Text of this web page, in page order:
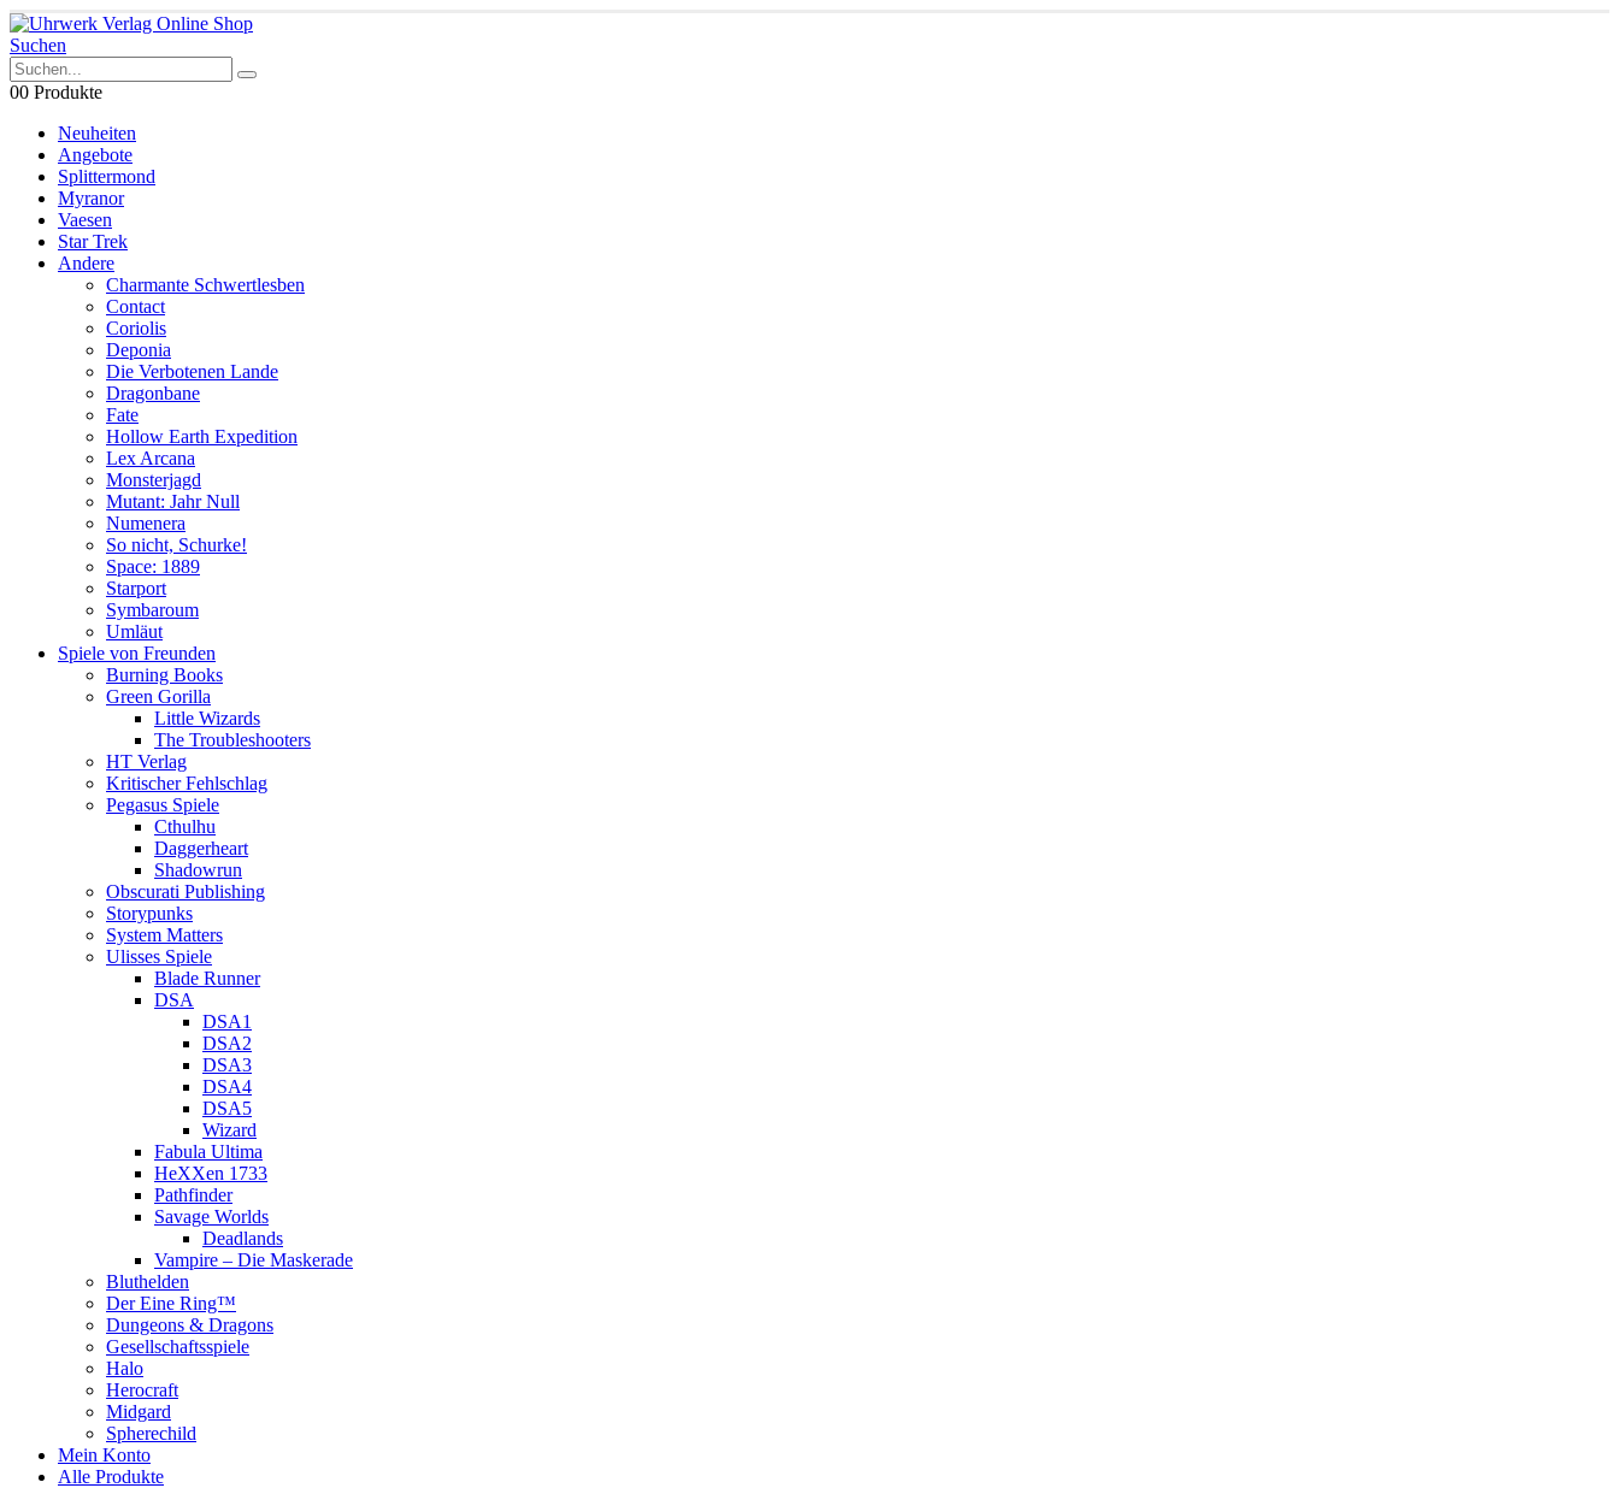
Suchen
00 Produkte
Neuheiten
Angebote
Splittermond
Myranor
Vaesen
Star Trek
Andere
Charmante Schwertlesben
Contact
Coriolis
Deponia
Die Verbotenen Lande
Dragonbane
Fate
Hollow Earth Expedition
Lex Arcana
Monsterjagd
Mutant: Jahr Null
Numenera
So nicht, Schurke!
Space: 1889
Starport
Symbaroum
Umläut
Spiele von Freunden
Burning Books
Green Gorilla
Little Wizards
The Troubleshooters
HT Verlag
Kritischer Fehlschlag
Pegasus Spiele
Cthulhu
Daggerheart
Shadowrun
Obscurati Publishing
Storypunks
System Matters
Ulisses Spiele
Blade Runner
DSA
DSA1
DSA2
DSA3
DSA4
DSA5
Wizard
Fabula Ultima
HeXXen 1733
Pathfinder
Savage Worlds
Deadlands
Vampire – Die Maskerade
Bluthelden
Der Eine Ring™
Dungeons & Dragons
Gesellschaftsspiele
Halo
Herocraft
Midgard
Spherechild
Mein Konto
Alle Produkte